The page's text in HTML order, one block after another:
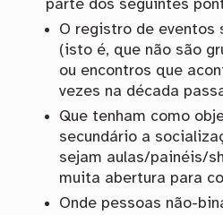
parte dos seguintes
O registro de eventos
(isto é, que não são
ou encontros que
vezes na década
Que tenham como
secundário a
sejam aulas/painéis/
muita abertura para
Onde pessoas não-